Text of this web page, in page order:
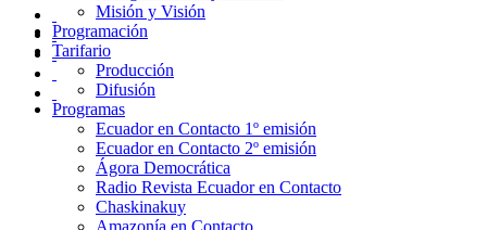
Misión y Visión
Programación
Tarifario
Producción
Difusión
Programas
Ecuador en Contacto 1º emisión
Ecuador en Contacto 2º emisión
Ágora Democrática
Radio Revista Ecuador en Contacto
Chaskinakuy
Amazonía en Contacto